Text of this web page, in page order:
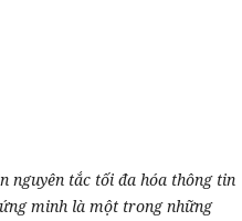
nguyên tắc tối đa hóa thông tin
minh là một trong những